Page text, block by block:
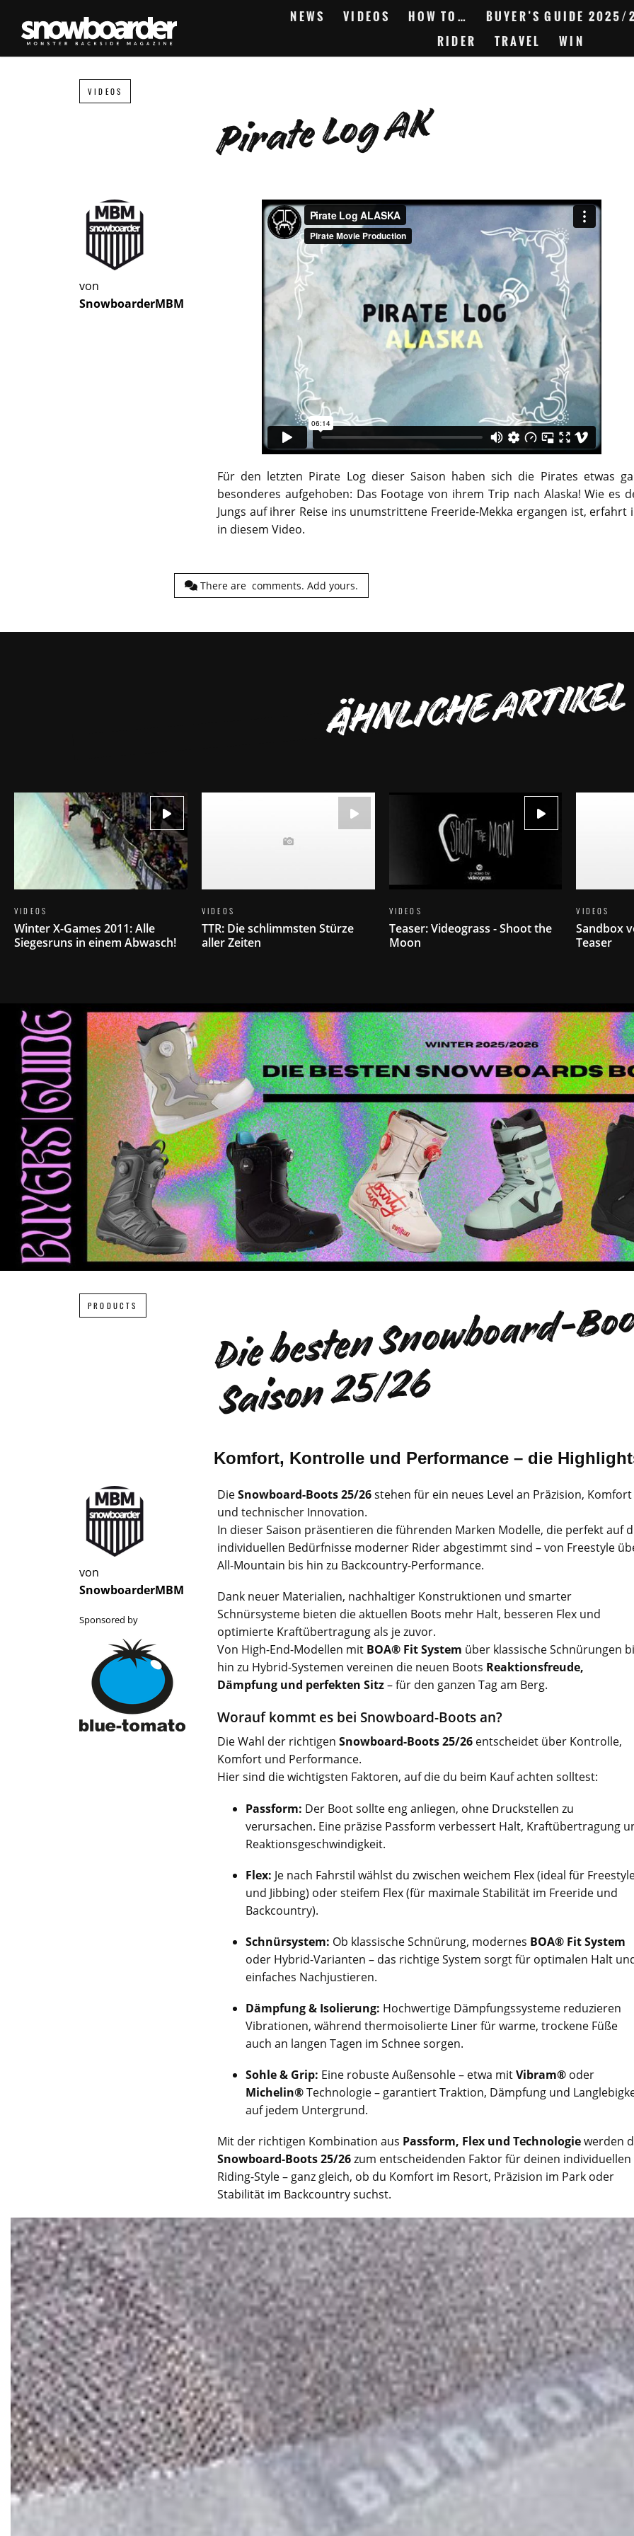
NEWS VIDEOS HOW TO…
BUYER’S GUIDE 2025/
RIDER
TRAVEL WIN
VIDEOS
Pirate Log AK
von
SnowboarderMBM
Für den letzten Pirate Log dieser Saison haben sich die Pirates etwas
besonderes aufgehoben: Das Footage von ihrem Trip nach Alaska! Wie es
Jungs auf ihrer Reise ins unumstrittene Freeride-Mekka ergangen ist, erfahrt
in diesem Video.
There are comments.Add yours.
ÄHNLICHE ARTIKEL
VIDEOS
Winter X-Games 2011: Alle
Siegesruns in einem Abwasch!
VIDEOS
TTR: Die schlimmsten Stürze
aller Zeiten
VIDEOS
Teaser: Videograss - Shoot the
Moon
VIDEOS
Sandbox
Teaser
PRODUCTS
6
Komfort, Kontrolle und Performance – die
von
SnowboarderMBM
Sponsored by
DieSnowboard-Boots 25/26stehen für ein neues Level an Präzision, Komfort
und technischer Innovation.
In dieser Saison präsentieren die führenden Marken Modelle, die perfekt auf
individuellen Bedürfnisse moderner Rider abgestimmt sind – von Freestyle
All-Mountain bis hin zu Backcountry-Performance.
Dank neuer Materialien, nachhaltiger Konstruktionen und smarter
Schnürsysteme bieten die aktuellen Boots mehr Halt, besseren Flex und
optimierte Kraftübertragung als je zuvor.
Von High-End-Modellen mit BOA® Fit System über klassische Schnürungen
hin zu Hybrid-Systemen vereinen die neuen Boots Reaktionsfreude,
Dämpfung und perfekten Sitz– für den ganzen Tag am Berg.
Worauf kommt es bei Snowboard-Boots an?
Die Wahl der richtigen Snowboard-Boots 25/26 entscheidet über Kontrolle,
Komfort und Performance.
Hier sind die wichtigsten Faktoren, auf die du beim Kauf achten solltest:
Passform: Der Boot sollte eng anliegen, ohne Druckstellen zu
verursachen. Eine präzise Passform verbessert Halt, Kraftübertragung
Reaktionsgeschwindigkeit.
Flex: Je nach Fahrstil wählst du zwischen weichem Flex (ideal für
und Jibbing) oder steifem Flex (für maximale Stabilität im Freeride und
Backcountry).
Schnürsystem: Ob klassische Schnürung, modernes BOA® Fit System
oder Hybrid-Varianten – das richtige System sorgt für optimalen Halt
einfaches Nachjustieren.
Dämpfung & Isolierung: Hochwertige Dämpfungssysteme reduzieren
Vibrationen, während thermoisolierte Liner für warme, trockene Füße
auch an langen Tagen im Schnee sorgen.
Sohle & Grip: Eine robuste Außensohle – etwa mitVibram® oder
Michelin®Technologie – garantiert Traktion, Dämpfung und
auf jedem Untergrund.
Mit der richtigen Kombination aus Passform, Flex und Technologiewerden
Snowboard-Boots 25/26zum entscheidenden Faktor für deinen individuellen
Riding-Style – ganz gleich, ob du Komfort im Resort, Präzision im Park oder
Stabilität im Backcountry suchst.